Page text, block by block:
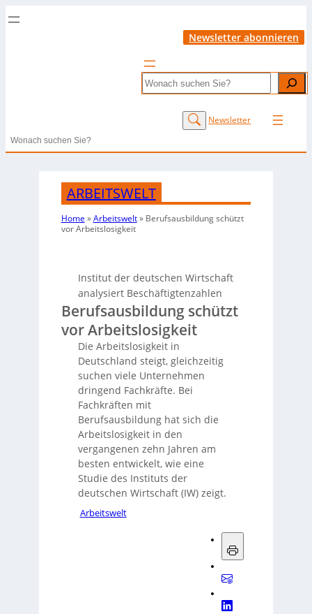
Newsletter abonnieren
Search
Newsletter
Search
ARBEITSWELT
Home »Arbeitswelt» Berufsausbildung schützt
vor Arbeitslosigkeit
Institut der deutschen Wirtschaft
analysiert Beschäftigtenzahlen
Berufsausbildung schützt
vor Arbeitslosigkeit
Die Arbeitslosigkeit in
Deutschland steigt, gleichzeitig
suchen viele Unternehmen
dringend Fachkräfte. Bei
Fachkräften mit
Berufsausbildung hat sich die
Arbeitslosigkeit in den
vergangenen zehn Jahren am
besten entwickelt, wie eine
Studie des Instituts der
deutschen Wirtschaft (IW) zeigt.
Arbeitswelt